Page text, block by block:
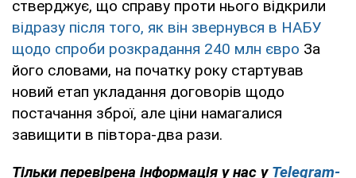
стверджує, що справу проти нього відкрили
відразу після того, як він звернувся в НАБУ
щодо спроби розкрадання 240 млн євро За
його словами, на початку року стартував
новий етап укладання договорів щодо
постачання зброї, але ціни намагалися
завищити в півтора-два рази.
Тільки перевірена інформація у нас у Telegram-